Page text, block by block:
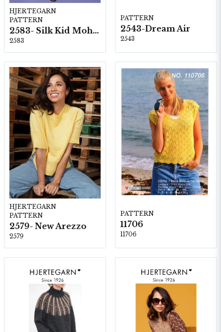
HJERTEGARN
PATTERN
2583- Silk Kid Mohair
2583
PATTERN
2543-Dream Air
2543
HJERTEGARN
PATTERN
2579- New Arezzo
2579
PATTERN
11706
11706